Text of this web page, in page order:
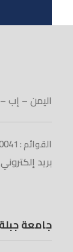
اليمن – إب
القوائم : 4440041 – 440044 4 967+
بريد
جامعة جبلة